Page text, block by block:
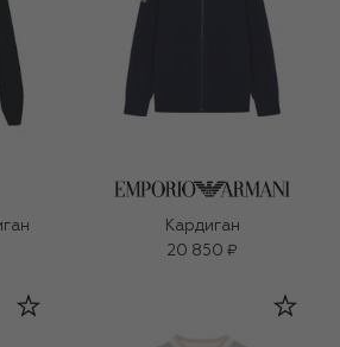
Кардиган
20 850 ₽